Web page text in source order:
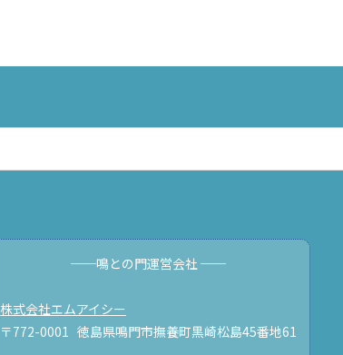
──鳴との門運営会社 ──
株式会社エムアイシー
〒772-0001 徳島県鳴門市撫養町黒崎松島45番地61